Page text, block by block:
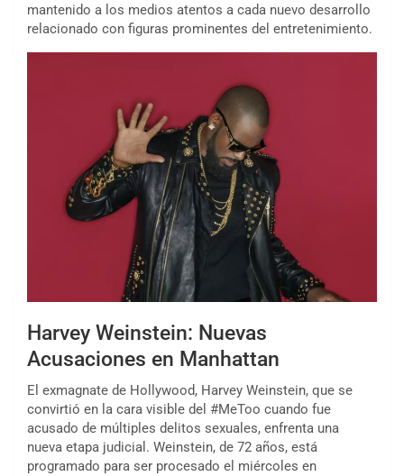
mantenido a los medios atentos a cada nuevo desarrollo
relacionado con figuras prominentes del entretenimiento.
Harvey Weinstein: Nuevas
Acusaciones en Manhattan
El exmagnate de Hollywood, Harvey Weinstein, que se
convirtió en la cara visible del #MeToo cuando fue
acusado de múltiples delitos sexuales, enfrenta una
nueva etapa judicial. Weinstein, de 72 años, está
programado para ser procesado el miércoles en